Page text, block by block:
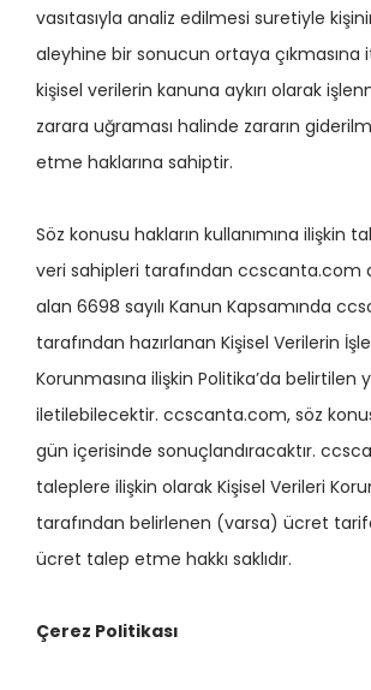
vasıtasıyla analiz edilmesi suretiyle
aleyhine bir sonucun ortaya çıkmasına
kişisel verilerin kanuna aykırı olarak
zarara uğraması halinde zararın
etme haklarına sahiptir.
Söz konusu hakların kullanımına ilişkin
veri sahipleri tarafından ccscanta.com
alan 6698 sayılı Kanun Kapsamında
tarafından hazırlanan Kişisel Verilerin
Korunmasına ilişkin Politika’da belirtilen
iletilebilecektir. ccscanta.com, söz
gün içerisinde sonuçlandıracaktır.
taleplere ilişkin olarak Kişisel Verileri
tarafından belirlenen (varsa) ücret
ücret talep etme hakkı saklıdır.
Çerez Politikası